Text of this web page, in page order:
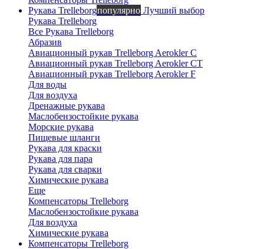
Рукава Trelleborgпопулярно Лучший выбор
Рукава Trelleborg
Все Рукава Trelleborg
Абразив
Авиационный рукав Trelleborg Aerokler C
Авиационный рукав Trelleborg Aerokler CT
Авиационный рукав Trelleborg Aerokler F
Для воды
Для воздуха
Дренажные рукава
Маслобензостойкие рукава
Морские рукава
Пищевые шланги
Рукава для краски
Рукава для пара
Рукава для сварки
Химические рукава
Еще
Компенсаторы Trelleborg
Маслобензостойкие рукава
Для воздуха
Химические рукава
Компенсаторы Trelleborg